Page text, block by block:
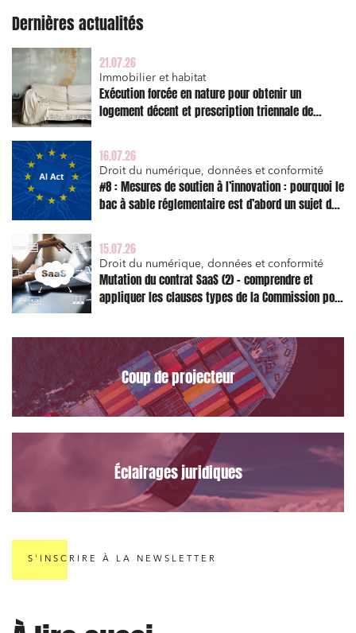
Dernières actualités
21.07.26
Immobilier et habitat
Exécution forcée en nature pour obtenir un
logement décent et prescription triennale de
16.07.26
Droit du numérique, données et conformité
#8 : Mesures de soutien à l’innovation : pourquoi le
bac à sable réglementaire est d’abord un sujet de
15.07.26
Droit du numérique, données et conformité
Mutation du contrat SaaS (2) – comprendre et
appliquer les clauses types de la Commission pour
Coup de projecteur
Éclairages juridiques
S'INSCRIRE À LA NEWSLETTER
Droit du numérique, données et conformité
Relations sociales et droit du travail
Services publics et collectivités
Commande publique
Projets immobiliers
Environnement
Urbanisme et aménagement
Droit des sociétés et Fusions-Acquisitions